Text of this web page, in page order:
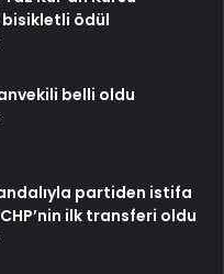
ödül
belli oldu
partiden istifa
ilk transferi oldu